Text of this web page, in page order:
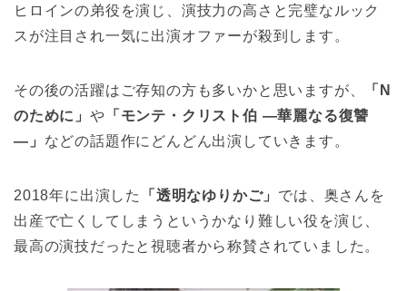
ヒロインの弟役を演じ、演技力の高さと完璧なルック
スが注目され一気に出演オファーが殺到します。
その後の活躍はご存知の方も多いかと思いますが、
「N
のために」 や 「モンテ・クリスト伯 ―華麗なる復讐
―」 などの話題作にどんどん出演していきます。
2018年に出演した 「透明なゆりかご」 では、奥さんを
出産で亡くしてしまうというかなり難しい役を演じ、
最高の演技だったと視聴者から称賛されていました。